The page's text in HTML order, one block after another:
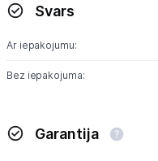
Svars
Ar iepakojumu:
Bez iepakojuma:
Garantija